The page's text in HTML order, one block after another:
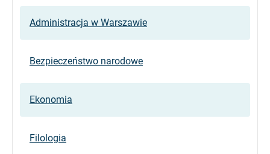
Administracja w Warszawie
Bezpieczeństwo narodowe
Ekonomia
Filologia